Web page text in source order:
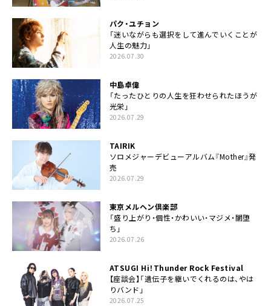
パク・ユチョン
「迷いながらも選択をして進んでいくことが
人生の魅力」
2026.07.30
中島卓偉
「たったひとりの人生を狂わせられたほうが
光栄」
2026.07.29
TAIRIK
ソロメジャーデビューアルバム『Mother』発
売
2026.07.29
東京メルヘン倶楽部
「盛り上がり・個性・かわいい・マジメ・闇堕
ち」
2026.07.26
ATSUGI Hi！Thunder Rock Festival
【座談会】「遺伝子を継いでくれるのは、やは
りバンド」
2026.07.25